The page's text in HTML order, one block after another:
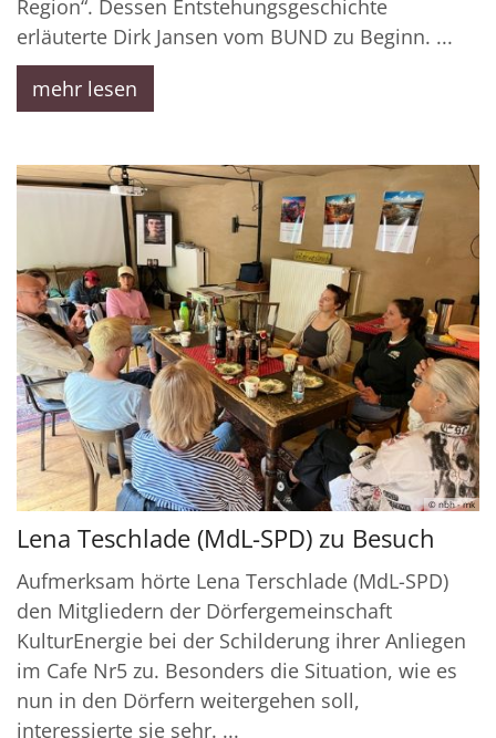
Region“. Dessen Entstehungsgeschichte
erläuterte Dirk Jansen vom BUND zu Beginn. ...
mehr lesen
© nbh - mk
Lena Teschlade (MdL-SPD) zu Besuch
Aufmerksam hörte Lena Terschlade (MdL-SPD)
den Mitgliedern der Dörfergemeinschaft
KulturEnergie bei der Schilderung ihrer Anliegen
im Cafe Nr5 zu. Besonders die Situation, wie es
nun in den Dörfern weitergehen soll,
interessierte sie sehr. ...